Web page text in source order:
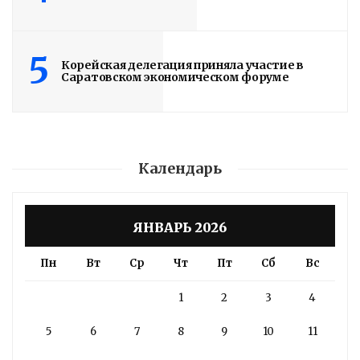
5
Корейская делегация приняла участие в
Саратовском экономическом форуме
Календарь
ЯНВАРЬ 2026
Пн Вт Ср Чт Пт Сб Вс
1 2 3 4
5 6 7 8 9 10 11